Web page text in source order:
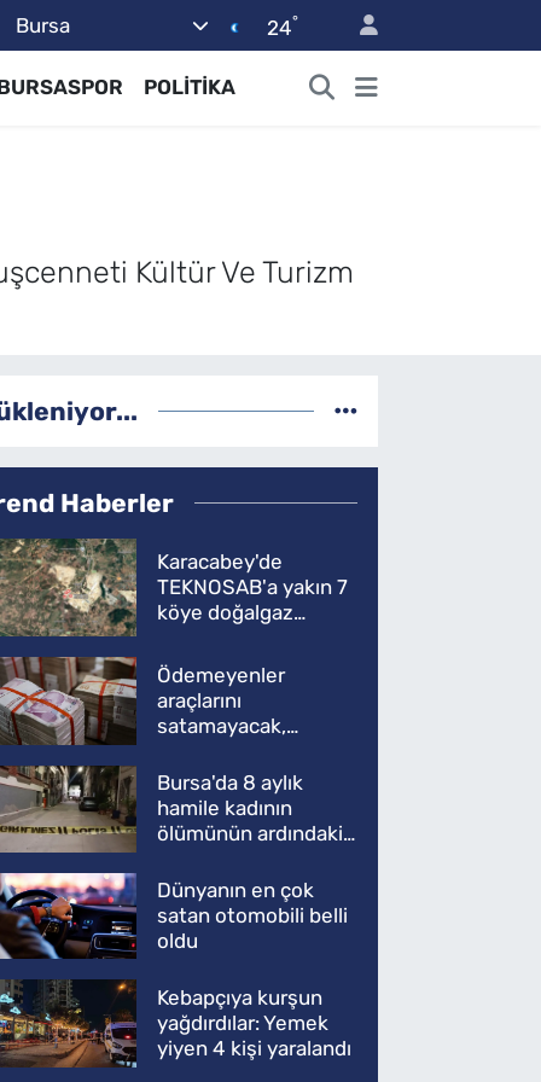
Bursa 24°
POLİTİKA
Kültür Ve Turizm
Haberler
Karacabey'de
TEKNOSAB'a yakın 7
köye doğalgaz
Ödemeyenler
araçlarını
satamayacak,
Bursa'da 8 aylık
hamile kadının
ölümünün ardındaki
Dünyanın en çok
satan otomobili belli
oldu
Kebapçıya kurşun
yağdırdılar: Yemek
yiyen 4 kişi yaralandı